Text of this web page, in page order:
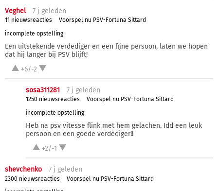
Veghel 7 j geleden
11 nieuwsreacties
Voorspel nu PSV-Fortuna Sittard
incomplete opstelling
Een uitstekende verdediger en een fijne persoon, laten we hopen
dat hij langer bij PSV blijft!
+6/-2
sosa311281 7 j geleden
1250 nieuwsreacties
Voorspel nu PSV-Fortuna Sittard
incomplete opstelling
Heb na psv vitesse flink met hem gelachen. Idd een leuk
persoon en een goede verdediger!!
+2/-1
shevchenko 7 j geleden
2300 nieuwsreacties
Voorspel nu PSV-Fortuna Sittard